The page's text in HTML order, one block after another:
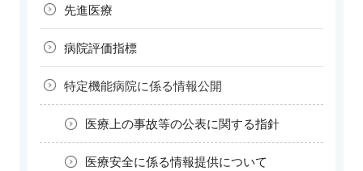
先進医療
病院評価指標
特定機能病院に係る情報公開
医療上の事故等の公表に関する指針
医療安全に係る情報提供について